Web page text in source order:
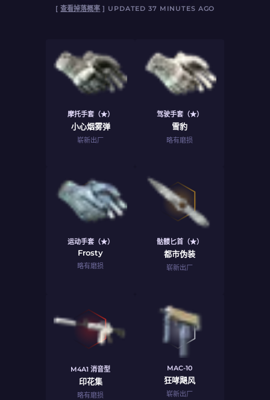
[查看掉落概率 ] UPDATED 37 MINUTES AGO
摩托手套（★）
小心烟雾弹
崭新出厂
驾驶手套（★）
雪豹
略有磨损
运动手套（★）
Frosty
略有磨损
骷髅匕首（★）
都市伪装
崭新出厂
M4A1 消音型
印花集
略有磨损
MAC-10
狂哮飓风
崭新出厂